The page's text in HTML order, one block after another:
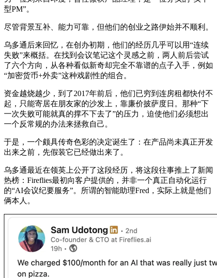
型PM”。
尽管背景互补、能力可靠，但他们的创业之路伊始并不顺利。
乌多通后来回忆，在创办初期，他们的经历几乎可以用“连续
失败”来概括。在找到会议笔记这个灵感之前，两人前后尝试
了六个方向，从各种看似新奇却完全不靠谱的点子入手，例如
“加密货币+外卖”这种戏剧性的组合。
资金越烧越少，到了2017年前后，他们已穷到连房租都快付不
起，只能寄居在朋友家的沙发上，靠廉价披萨度日。那种“下
一次失败可能就真的撑不下去了”的压力，迫使他们必须想出
一个反常规的办法来拯救自己。
于是，一个颇具传奇色彩的决定诞生了：在产品尚未真正开发
出来之前，先假装它已经做出来了。
乌多通最近在领英上公开了这段经历，将这段往事推上了新闻
热榜：Fireflies最初向客户提供的，并非一个真正自动化运行
的“AI会议纪要服务”。所谓的智能助理Fred，实际上就是他们
俩本人。